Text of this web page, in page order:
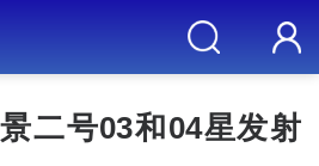
二号03和04星发射